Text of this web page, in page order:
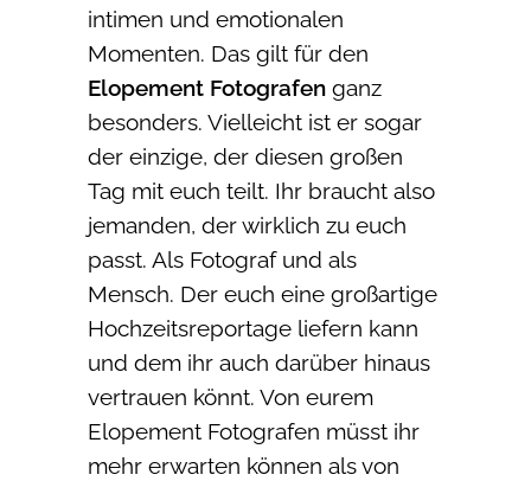
intimen und emotionalen
Momenten. Das gilt für den
Elopement Fotografen ganz
besonders. Vielleicht ist er sogar
der einzige, der diesen großen
Tag mit euch teilt. Ihr braucht also
jemanden, der wirklich zu euch
passt. Als Fotograf und als
Mensch. Der euch eine großartige
Hochzeitsreportage liefern kann
und dem ihr auch darüber hinaus
vertrauen könnt. Von eurem
Elopement Fotografen müsst ihr
mehr erwarten können als von